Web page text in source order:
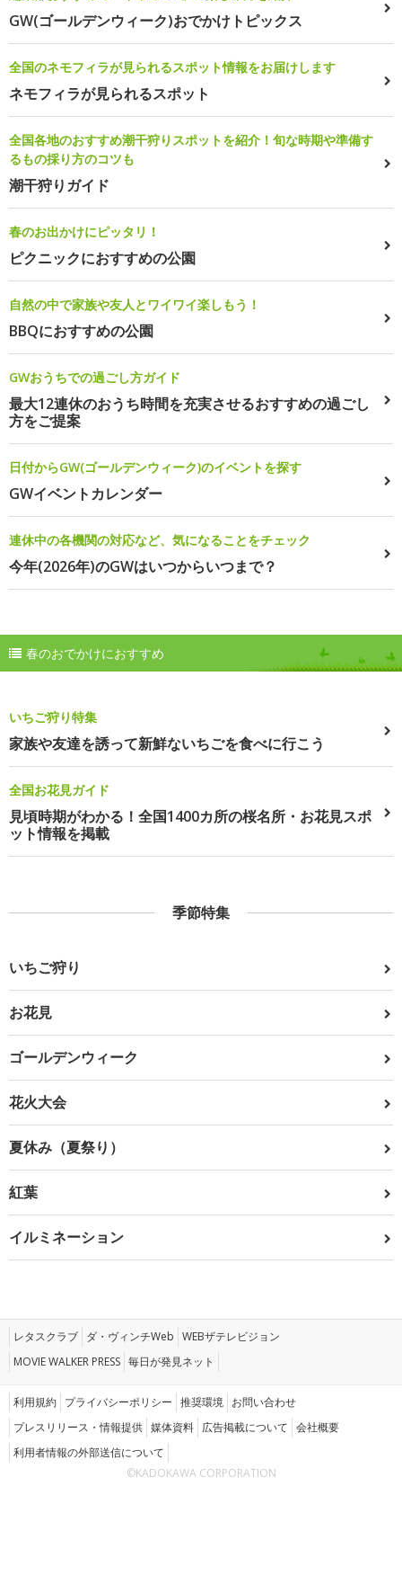
GW(ゴールデンウィーク)おでかけトピックス
全国のネモフィラが見られるスポット情報をお届けします
ネモフィラが見られるスポット
全国各地のおすすめ潮干狩りスポットを紹介！旬な時期や準備す
るもの採り方のコツも
潮干狩りガイド
春のお出かけにピッタリ！
ピクニックにおすすめの公園
自然の中で家族や友人とワイワイ楽しもう！
BBQにおすすめの公園
GWおうちでの過ごし方ガイド
最大12連休のおうち時間を充実させるおすすめの過ごし
方をご提案
日付からGW(ゴールデンウィーク)のイベントを探す
GWイベントカレンダー
連休中の各機関の対応など、気になることをチェック
今年(2026年)のGWはいつからいつまで？
春のおでかけにおすすめ
いちご狩り特集
家族や友達を誘って新鮮ないちごを食べに行こう
全国お花見ガイド
見頃時期がわかる！全国1400カ所の桜名所・お花見スポ
ット情報を掲載
季節特集
いちご狩り
お花見
ゴールデンウィーク
花火大会
夏休み（夏祭り）
紅葉
イルミネーション
レタスクラブ ダ・ヴィンチWeb WEBザテレビジョン
MOVIE WALKER PRESS 毎日が発見ネット
利用規約 プライバシーポリシー 推奨環境 お問い合わせ
プレスリリース・情報提供 媒体資料 広告掲載について 会社概要
利用者情報の外部送信について
©KADOKAWA CORPORATION